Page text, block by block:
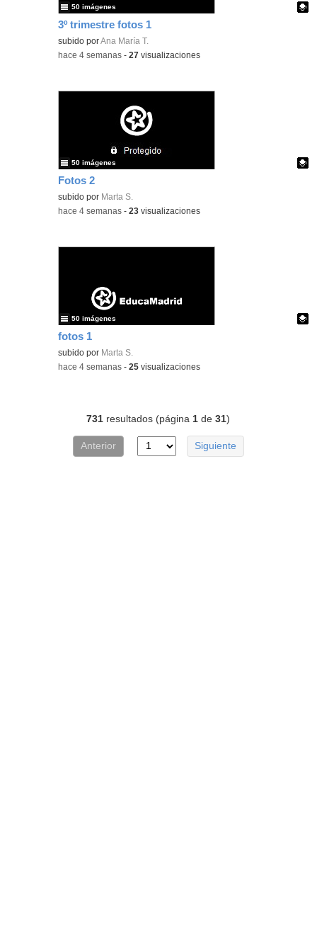
3º trimestre fotos 1
Contenido educativo.
subido porAna María T.
50 imágenes
-hace 4 semanas -27 visualizaciones
Fotos 2
Contenido educativo.
subido por Marta S.
50 imágenes
-hace 4 semanas -23 visualizaciones
fotos 1
Contenido educativo.
subido por Marta S.
50 imágenes
-hace 4 semanas -25 visualizaciones
731 resultados (página 1 de31)
Anterior Siguiente